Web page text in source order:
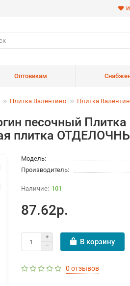
Оптовикам
Плитка Валентино Плитка
песочный
плитка
Модель:
Производитель:
101
87.62р.
В корзину
0 отзывов